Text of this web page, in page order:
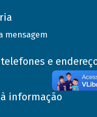
mensagem
e
à informação